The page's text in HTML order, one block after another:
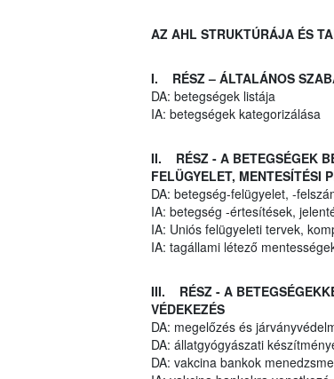
AZ AHL STRUKTÚRÁJA ÉS
I. RÉSZ – ÁLTALÁNOS
DA: betegségek listája
IA: betegségek kategorizálása
II. RÉSZ - A BETEGSÉGEK
FELÜGYELET, MENTESÍTÉSI
DA: betegség-felügyelet, -
IA: betegség -értesítések,
IA: Uniós felügyeleti tervek,
IA: tagállami létező
III. RÉSZ - A
VÉDEKEZÉS
DA: megelőzés és
DA: állatgyógyászati
DA: vakcina bankok